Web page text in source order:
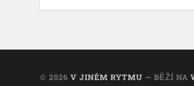
© 2026V JINÉM RYTMU — BĚŽÍ NA